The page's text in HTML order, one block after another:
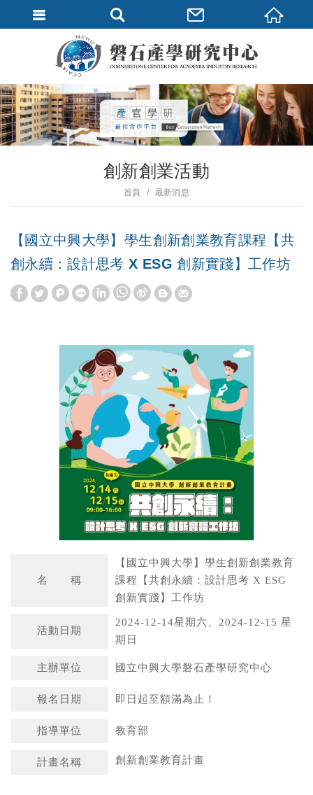
創新創業活動
首頁 最新消息
【國立中興大學】學生創新創業教育課程【共
創永續：設計思考 X ESG 創新實踐】工作坊
a
t
s
A
p
p
n
a
W
e
b
o
名 稱
【國立中興大學】學生創新創業教育
課程【共創永續：設計思考 X ESG
創新實踐】工作坊
活動日期
2024-12-14星期六、2024-12-15 星
期日
主辦單位 國立中興大學磐石產學研究中心
報名日期 即日起至額滿為止！
指導單位 教育部
計畫名稱 創新創業教育計畫